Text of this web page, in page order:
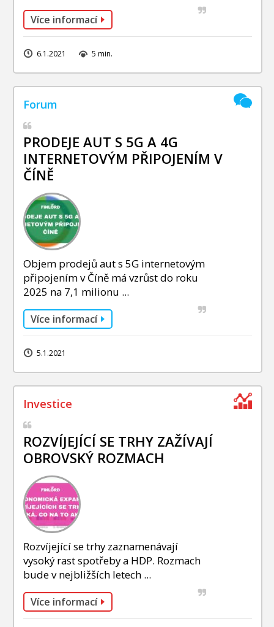
Více informací
6.1.2021 5 min.
PRODEJE AUT S 5G A 4G
INTERNETOVÝM PŘIPOJENÍM V
ČÍNĚ
Objem prodejů aut s 5G internetovým
připojením v Číně má vzrůst do roku
2025 na 7,1 milionu ...
Více informací
5.1.2021
ROZVÍJEJÍCÍ SE TRHY ZAŽÍVAJÍ
OBROVSKÝ ROZMACH
Rozvíjející se trhy zaznamenávají
vysoký rast spotřeby a HDP. Rozmach
bude v nejbližších letech ...
Více informací